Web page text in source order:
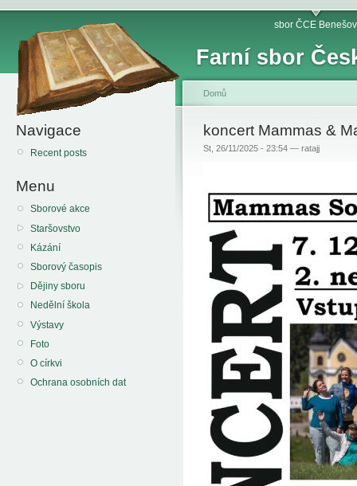
Farní sbor
sbor ČCE Benešov
Navigace
Recent posts
Menu
Sborové akce
Staršovstvo
Kázání
Sborový časopis
Dějiny sboru
Nedělní škola
Výstavy
Foto
O církvi
Ochrana osobních dat
Domů
koncert Mammas &
St, 26/11/2025 - 23:54 — ratajj